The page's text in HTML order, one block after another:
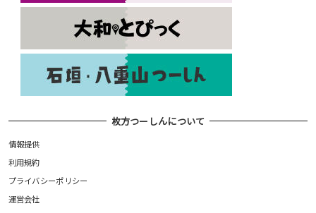
枚方つーしんについて
情報提供
利用規約
プライバシーポリシー
運営会社